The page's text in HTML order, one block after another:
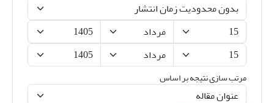
مرتب سازی نتیجه بر اساس